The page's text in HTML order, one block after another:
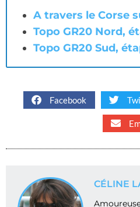
A travers le Corse
Topo GR20 Nord,
Topo GR20 Sud,
Facebook
CÉLINE